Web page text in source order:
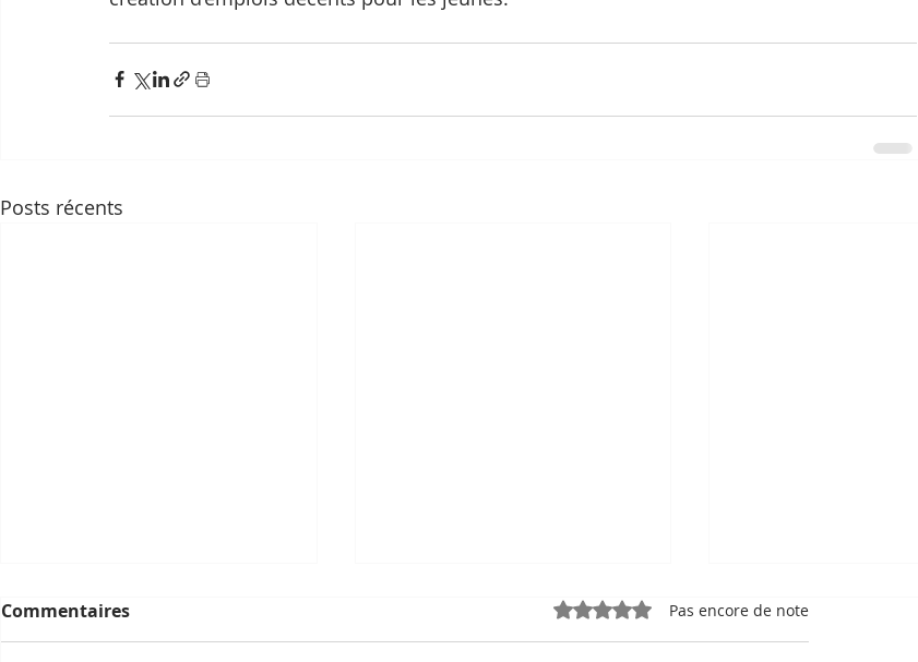
Posts récents
Commentaires Noté 0 étoile sur 5.Pas encore de note